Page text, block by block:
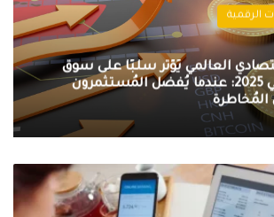
الرقمية
الحكومية الصارمة تُطيح بسوق
الكريبتو في 2025: سيف ذو حدين على
الرقمية